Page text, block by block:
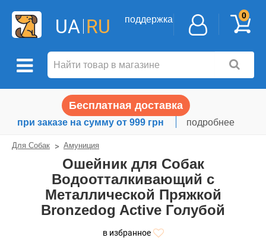
UA RU поддержка 0
Бесплатная доставка
при заказе на сумму от 999 грн подробнее
Для Собак Амуниция
Ошейник для Собак
Водоотталкивающий с
Металлической Пряжкой
Bronzedog Active Голубой
в избранное